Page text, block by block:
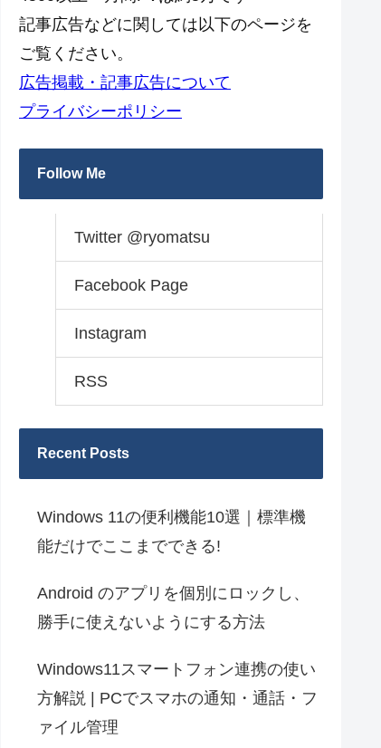
記事広告などに関しては以下のページを
ご覧ください。
広告掲載・記事広告について
プライバシーポリシー
Follow Me
Twitter @ryomatsu
Facebook Page
Instagram
RSS
Recent Posts
Windows 11の便利機能10選｜標準機
能だけでここまでできる!
Android のアプリを個別にロックし、
勝手に使えないようにする方法
Windows11スマートフォン連携の使い
方解説 | PCでスマホの通知・通話・フ
ァイル管理